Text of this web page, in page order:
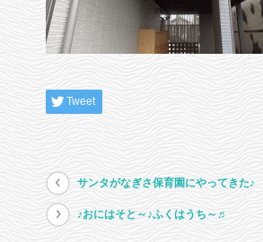
Tweet
サンタがなぎさ保育園にやってきた♪
♪おにはそと～♪ふくはうち～♬